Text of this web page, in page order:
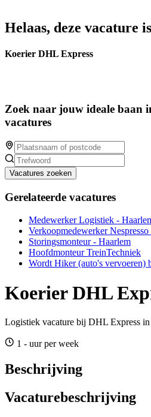
Helaas, deze vacature
Koerier DHL Express
Zoek naar jouw ideale baan
vacatures
Vacatures zoeken
Gerelateerde vacatures
Medewerker Logistiek -
Verkoopmedewerker
Storingsmonteur - Haarlem
Hoofdmonteur TreinTechniek
Wordt Hiker (auto's vervoeren)
Koerier DHL
Logistiek vacature bij DHL Express in
1 - uur per week
Beschrijving
Vacaturebeschrijving